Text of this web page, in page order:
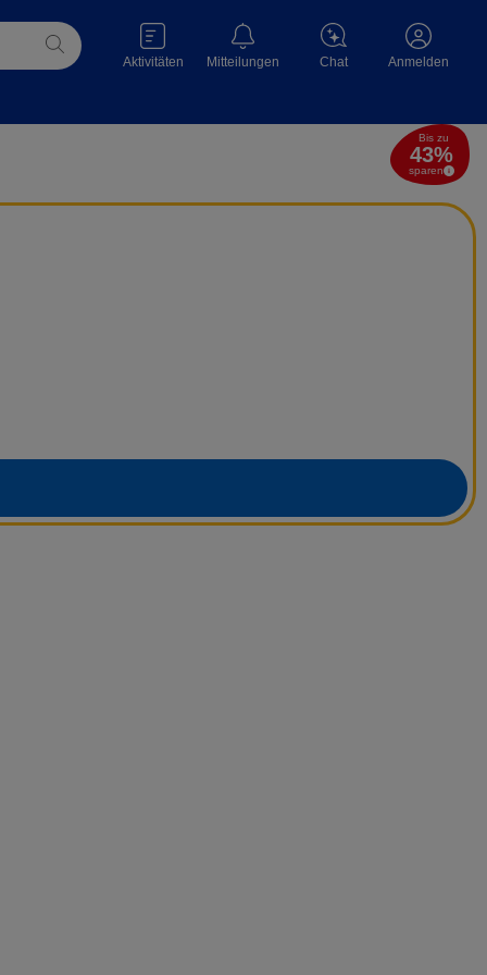
Aktivitäten Mitteilungen Chat Anmelden
Bis zu
43%
sparen